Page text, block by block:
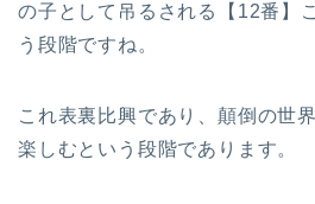
の子として吊るされる【12番】
う段階ですね。
これ表裏比興であり、顛倒の世
楽しむという段階であります。